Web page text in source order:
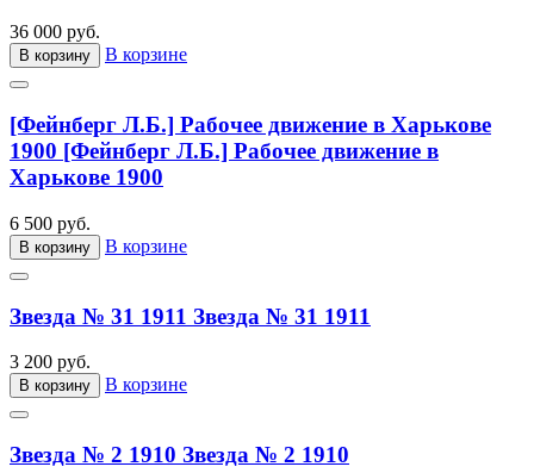
36 000 руб.
В корзину В корзине
[Фейнберг Л.Б.] Рабочее движение в Харькове
1900 [Фейнберг Л.Б.] Рабочее движение в
Харькове 1900
6 500 руб.
В корзину В корзине
Звезда № 31 1911 Звезда № 31 1911
3 200 руб.
В корзину В корзине
Звезда № 2 1910 Звезда № 2 1910